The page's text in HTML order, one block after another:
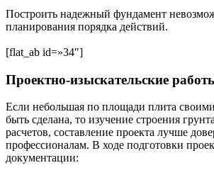
Построить надежный фундамент
планирования порядка действий.
[flat_ab id=»34″]
Проектно-изыскательские
Если небольшая по площади плита
быть сделана, то изучение строения
расчетов, составление проекта лучше
профессионалам. В ходе подготовки
документации: